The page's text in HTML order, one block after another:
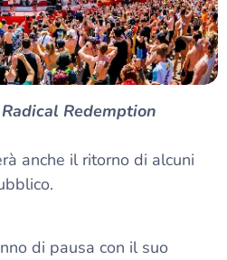
Redemption
anche il ritorno di alcuni
di pausa con il suo